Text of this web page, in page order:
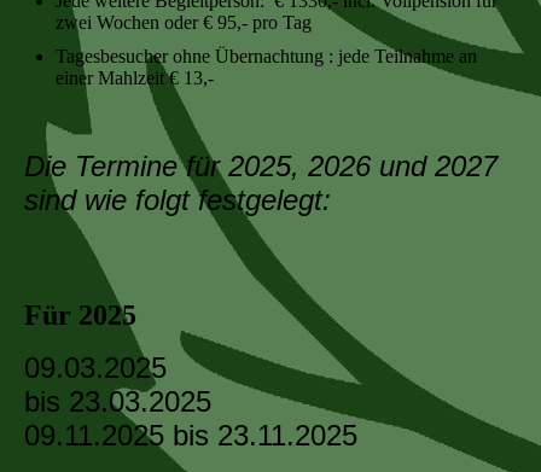
zwei Wochen oder € 95,- pro Tag
Tagesbesucher ohne Übernachtung : jede Teilnahme an
einer Mahlzeit € 13,-
Die Termine für 2025, 2026 und 2027
sind wie folgt festgelegt:
Für 2025
09.03.2025
bis 23.03.2025
09.11.2025 bis 23.11.2025